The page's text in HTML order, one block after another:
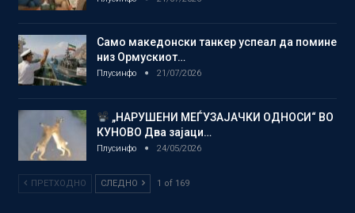
Само македонски танкер успеал да помине
низ Ормускиот…
Плусинфо 21/07/2026
„НАРУШЕНИ МЕЃУЗАЈАЧКИ ОДНОСИ“ ВО
КУНОВО Два зајаци…
Плусинфо 24/05/2026
ПРЕТХОДНО СЛЕДНО 1 of 169